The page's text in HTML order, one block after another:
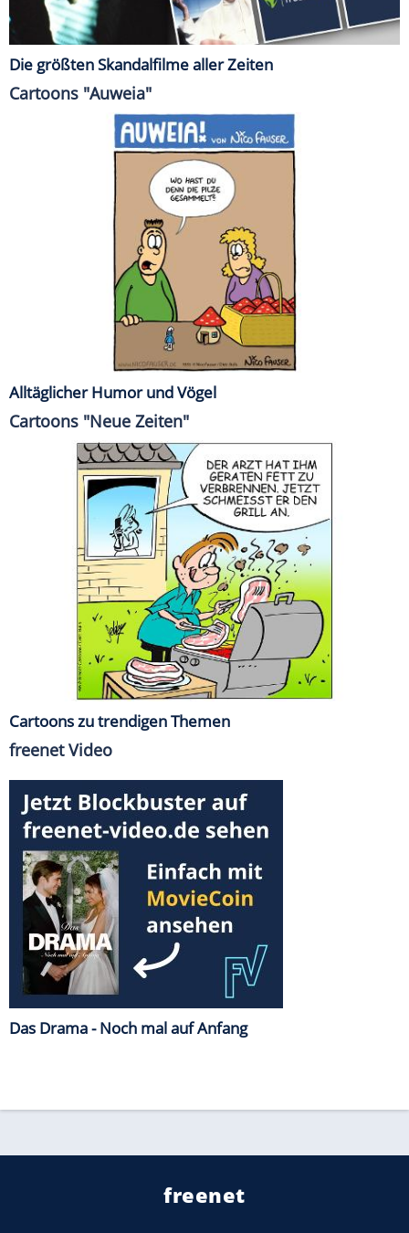
Die größten Skandalfilme aller Zeiten
Cartoons "Auweia"
Alltäglicher Humor und Vögel
Cartoons "Neue Zeiten"
Cartoons zu trendigen Themen
freenet Video
Das Drama - Noch mal auf Anfang
freenet